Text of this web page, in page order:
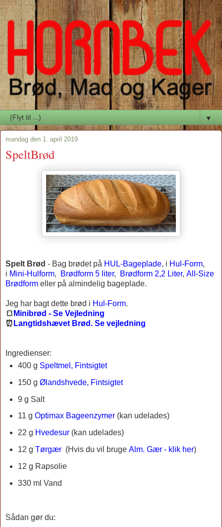
▼
mandag den 1. april 2019
SpeltBrød
Spelt Brød - Bag brødet på HUL-Bageplade, i Hul-Form,
i Mini-Hulform, Brødform 5 liter, Brødform 2,2 Liter, All-Size
Brødform eller på almindelig bageplade.
Jeg har bagt dette brød i Hul-Form.
🍞 Minibrød - Se Vejledning
⏰ Langtidshævet Brød. Se vejledning
Ingredienser:
400 g Speltmel, Fintsigtet
150 g Ølandshvede, Fintsigtet
9 g Salt
11 g Optimax Bageenzymer(kan udelades)
22 g Hvedesur(kan udelades)
12 g Tørgær (Hvis du vil bruge Alm. Gær - klik her)
12 g Rapsolie
330 ml Vand
Sådan gør du: